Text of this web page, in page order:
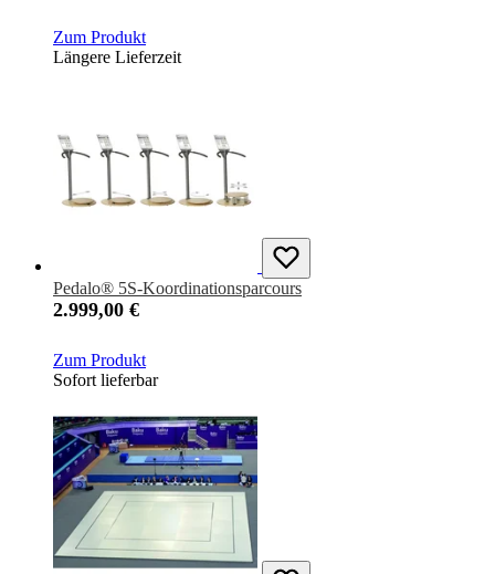
Zum Produkt
Längere Lieferzeit
Pedalo® 5S-Koordinationsparcours
2.999,00 €
Zum Produkt
Sofort lieferbar